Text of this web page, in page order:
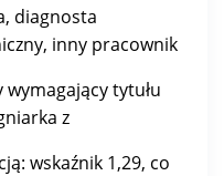
diagnosta
inny pracownik
tytułu
z
wskaźnik 1,29, co